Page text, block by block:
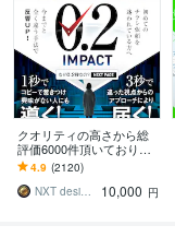
クオリティの高さから総
評価6000件頂いておりま
す 修正無制限！25年デザ
イナーが作る訴求方法で
チラシ反響UP!
4.9 (2120)
NXT design 研究所
10,000 円